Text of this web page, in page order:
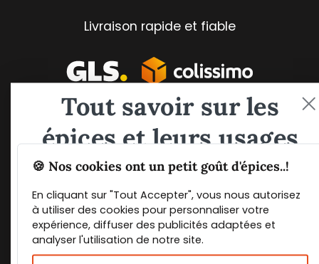
Livraison rapide et fiable
Paiements 100% sécurisés
🍪 Nos cookies ont un petit goût d'épices..!
En cliquant sur "Tout Accepter", vous nous autorisez
à utiliser des cookies pour personnaliser votre
expérience, diffuser des publicités adaptées et
analyser l'utilisation de notre site.
Tout savoir sur les
épices et leurs usages
Guide PDF offert !
Inscrivez vous à notre Newsletter et
téléchargez gratuitement le guide des
épices de Max Daumin,un guide numérique